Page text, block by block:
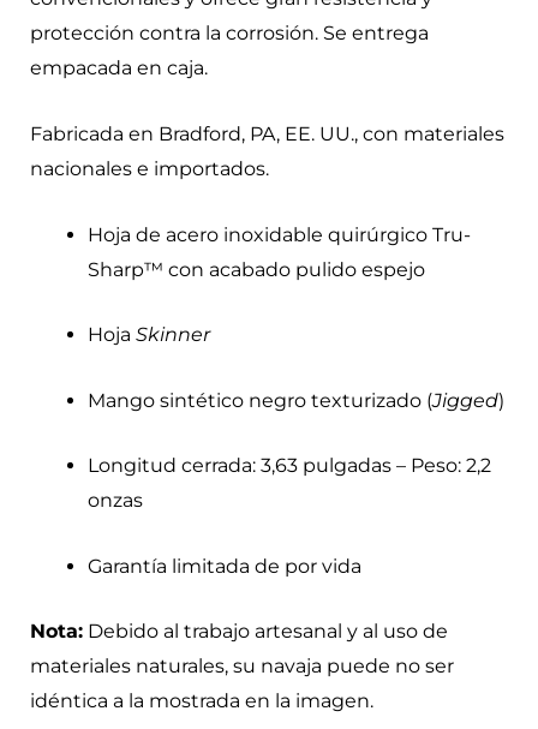
protección contra la corrosión. Se entrega
empacada en caja.
Fabricada en Bradford, PA, EE. UU., con materiales
nacionales e importados.
Hoja de acero inoxidable quirúrgico Tru-
Sharp™ con acabado pulido espejo
Hoja Skinner
Mango sintético negro texturizado (Jigged)
Longitud cerrada: 3,63 pulgadas – Peso: 2,2
onzas
Garantía limitada de por vida
Nota:Debido al trabajo artesanal y al uso de
materiales naturales, su navaja puede no ser
idéntica a la mostrada en la imagen.